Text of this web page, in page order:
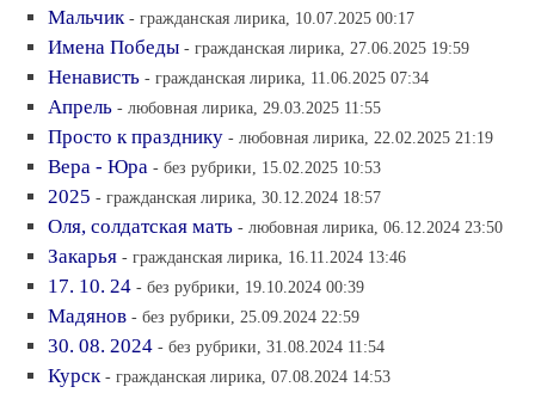
Мальчик - гражданская лирика, 10.07.2025 00:17
Имена Победы - гражданская лирика, 27.06.2025 19:59
Ненависть - гражданская лирика, 11.06.2025 07:34
Апрель - любовная лирика, 29.03.2025 11:55
Просто к празднику - любовная лирика, 22.02.2025 21:19
Вера - Юра - без рубрики, 15.02.2025 10:53
2025 - гражданская лирика, 30.12.2024 18:57
Оля, солдатская мать - любовная лирика, 06.12.2024 23:50
Закарья - гражданская лирика, 16.11.2024 13:46
17. 10. 24 - без рубрики, 19.10.2024 00:39
Мадянов - без рубрики, 25.09.2024 22:59
30. 08. 2024 - без рубрики, 31.08.2024 11:54
Курск - гражданская лирика, 07.08.2024 14:53